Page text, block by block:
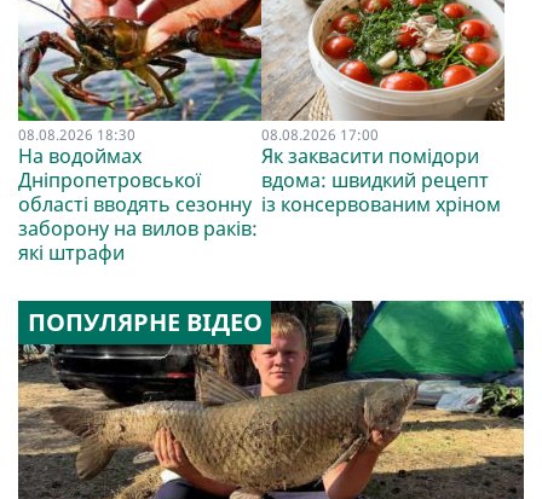
08.08.2026 18:30
На водоймах
Дніпропетровської
області вводять сезонну
заборону на вилов раків:
які штрафи
08.08.2026 17:00
Як заквасити помідори
вдома: швидкий рецепт
із консервованим хріном
ПОПУЛЯРНЕ ВІДЕО